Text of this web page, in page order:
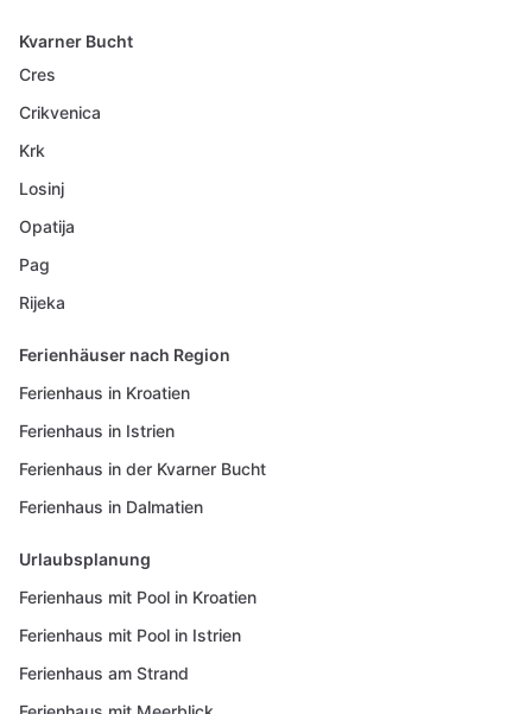
Kvarner Bucht
Cres
Crikvenica
Krk
Losinj
Opatija
Pag
Rijeka
Ferienhäuser nach Region
Ferienhaus in Kroatien
Ferienhaus in Istrien
Ferienhaus in der Kvarner Bucht
Ferienhaus in Dalmatien
Urlaubsplanung
Ferienhaus mit Pool in Kroatien
Ferienhaus mit Pool in Istrien
Ferienhaus am Strand